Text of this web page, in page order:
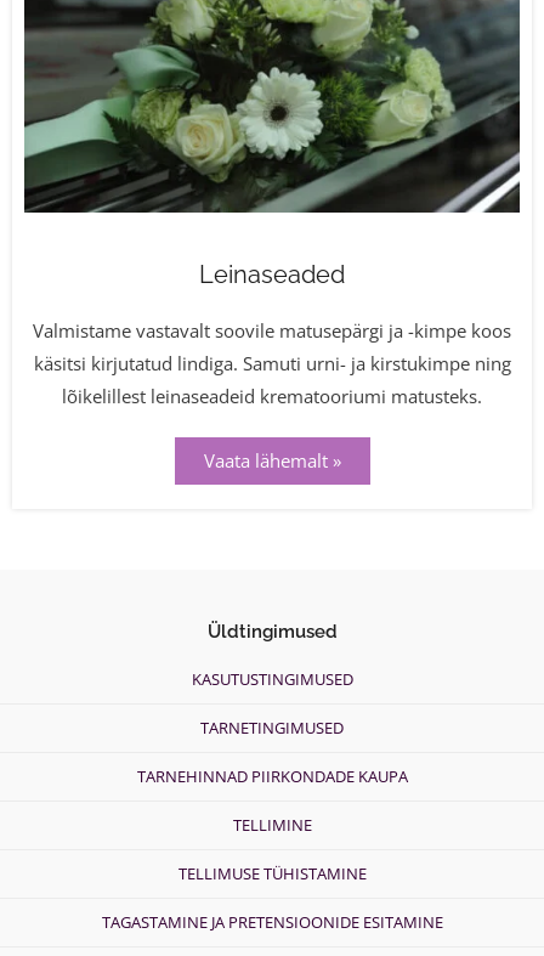
Leinaseaded
Valmistame vastavalt soovile matusepärgi ja -kimpe koos
käsitsi kirjutatud lindiga. Samuti urni- ja kirstukimpe ning
lõikelillest leinaseadeid krematooriumi matusteks.
Vaata lähemalt »
Üldtingimused
KASUTUSTINGIMUSED
TARNETINGIMUSED
TARNEHINNAD PIIRKONDADE KAUPA
TELLIMINE
TELLIMUSE TÜHISTAMINE
TAGASTAMINE JA PRETENSIOONIDE ESITAMINE